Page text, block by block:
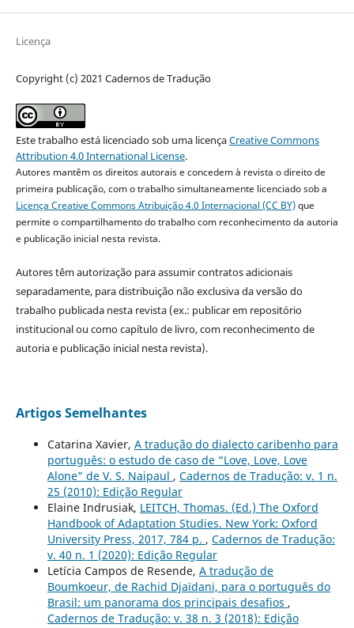
Licença
Copyright (c) 2021 Cadernos de Tradução
Este trabalho está licenciado sob uma licençaCreative Commons
Attribution 4.0 International License.
Autores mantêm os direitos autorais e concedem à revista o direito de
primeira publicação, com o trabalho simultaneamente licenciado sob a
Licença Creative Commons Atribuição 4.0 Internacional (CC BY)que
permite o compartilhamento do trabalho com reconhecimento da autoria
e publicação inicial nesta revista.
Autores têm autorização para assumir contratos adicionais
separadamente, para distribuição não exclusiva da versão do
trabalho publicada nesta revista (ex.: publicar em repositório
institucional ou como capítulo de livro, com reconhecimento de
autoria e publicação inicial nesta revista).
Artigos Semelhantes
Catarina Xavier, A tradução do dialecto caribenho para
português: o estudo de caso de “Love, Love, Love
Alone” de V. S. Naipaul , Cadernos de Tradução: v. 1 n.
25 (2010): Edição Regular
Elaine Indrusiak, LEITCH, Thomas. (Ed.) The Oxford
Handbook of Adaptation Studies. New York: Oxford
University Press, 2017, 784 p. , Cadernos de Tradução:
v. 40 n. 1 (2020): Edição Regular
Letícia Campos de Resende, A tradução de
Boumkoeur, de Rachid Djaïdani, para o português do
Brasil: um panorama dos principais desafios ,
Cadernos de Tradução: v. 38 n. 3 (2018): Edição